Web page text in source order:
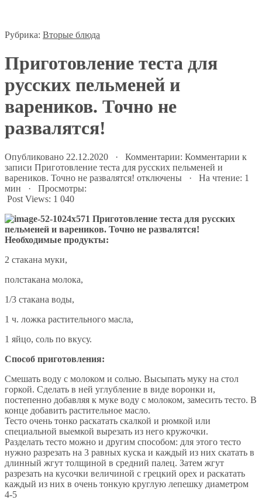
Рубрика: Вторые блюда
​​Приготовление теста для
русских пельменей и
вареников. Точно не
развалятся!
Опубликовано 22.12.2020 · Комментарии: Комментарии к
записи ​​Приготовление теста для русских пельменей и
вареников. Точно не развалятся! отключены · На чтение: 1
мин · Просмотры:
Post Views: 1 040
Необходимые продукты:
2 стакана муки,
полстакана молока,
1/3 стакана воды,
1 ч. ложка растительного масла,
1 яйцо, соль по вкусу.
Способ приготовления:
Смешать воду с молоком и солью. Высыпать муку на стол
горкой. Сделать в ней углубление в виде воронки и,
постепенно добавляя к муке воду с молоком, замесить тесто. В
конце добавить растительное масло.
Тесто очень тонко раскатать скалкой и рюмкой или
специальной выемкой вырезать из него кружочки.
Разделать тесто можно и другим способом: для этого тесто
нужно разрезать на 3 равных куска и каждый из них скатать в
длинный жгут толщиной в средний палец. Затем жгут
разрезать на кусочки величиной с грецкий орех и раскатать
каждый из них в очень тонкую круглую лепешку диаметром
4-5